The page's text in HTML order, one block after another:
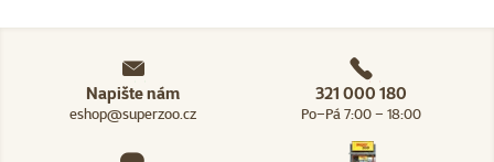
Napište nám
eshop@superzoo.cz
321 000 180
Po–Pá 7:00 – 18:00